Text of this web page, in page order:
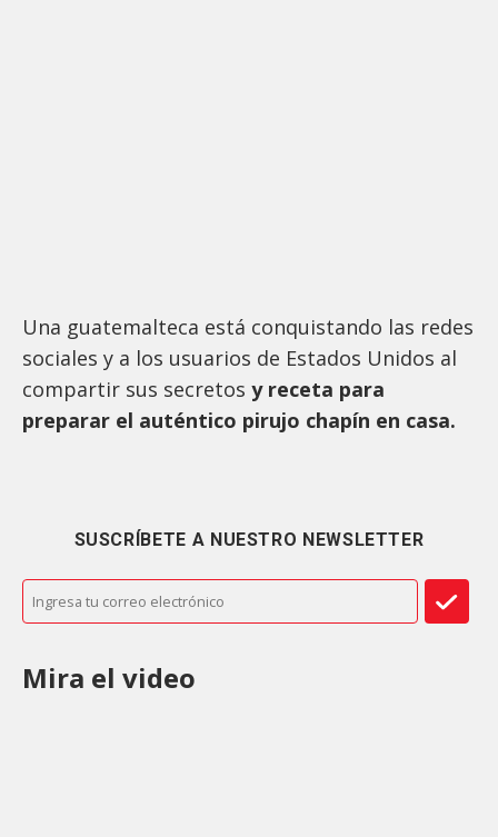
Una guatemalteca está conquistando las redes
sociales y a los usuarios de Estados Unidos al
compartir sus secretos y receta para
preparar el auténtico pirujo chapín en casa.
SUSCRÍBETE A NUESTRO NEWSLETTER
Mira el video